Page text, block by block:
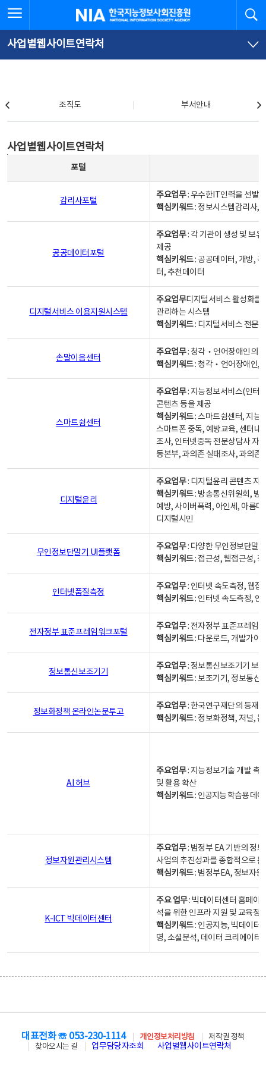
문
로
가
체
뉴
바
가
한국지능정보사회진흥원
사업별웹사이트연락처
조직도 부서안내
사업별웹사이트연락처
포털
감리사포털
주요업무: 우수한IT인력을 선발
핵심키워드: 정보시스템감리사,
공공데이터포털
주요업무: 각 기관이 생성 및 보
제공
핵심키워드: 공공데이터, 개방,
터, 추천데이터
디지털서비스 이용지원시스템
주요업무디지털서비스 활성화를
관리하는 시스템
핵심키워드: 디지털서비스 전문
손말이음센터
주요업무: 청각‧언어장애인의
핵심키워드: 청각‧언어장애인,
스마트쉼센터
주요업무: 지능정보서비스(인터
콘텐츠 등을 제공
핵심키워드: 스마트쉼센터, 지능
스마트폰 중독, 예방교육, 센터내
조사, 인터넷중독 전문상담사 자
동본부, 과의존 실태조사, 과의존
디지털윤리
주요업무: 디지털윤리 콘텐츠 지
핵심키워드: 방송통신위원회, 방
예방, 사이버폭력, 아인세, 아름
디지털시민
무인정보단말기 UI플랫폼
주요업무: 다양한 무인정보단말
핵심키워드: 접근성, 웹접근성,
인터넷품질측정
주요업무: 인터넷 속도측정, 웹접
핵심키워드: 인터넷 속도측정, 인
전자정부 표준프레임워크포털
주요업무: 전자정부 표준프레임
핵심키워드: 다운로드, 개발가이
정보통신보조기기
주요업무: 정보통신보조기기 보
핵심키워드: 보조기기, 정보통신
정보화정책 온라인논문투고
주요업무: 한국연구재단의 등재
핵심키워드: 정보화정책, 저널,
AI 허브
주요업무: 지능정보기술 개발 촉
및 활용 확산
핵심키워드: 인공지능 학습용 데
정보자원관리시스템
주요업무: 범정부 EA 기반의 정
사업의 추진성과를 종합적으로
핵심키워드: 범정부EA, 정보자
K-ICT 빅데이터센터
주요 업무: 빅데이터센터 홈페이
석을 위한 인프라 지원 및 교육정
핵심키워드: 인공지능, 빅데이터,
명, 소셜분석, 데이터 크리에이터
대표전화 ☏ 053-230-1114 개인정보처리방침
저작권 정책
찾아오시는 길
업무담당자조회 사업별웹사이트연락처